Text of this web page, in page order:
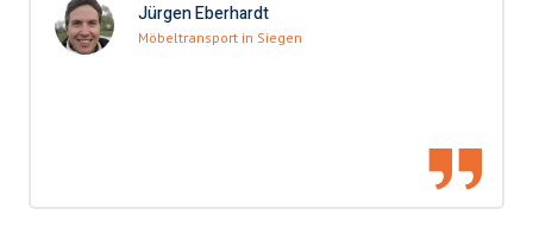
Jürgen Eberhardt
Möbeltransport in Siegen